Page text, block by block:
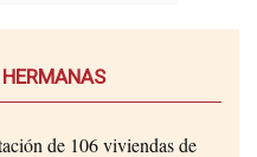
de 106 viviendas de